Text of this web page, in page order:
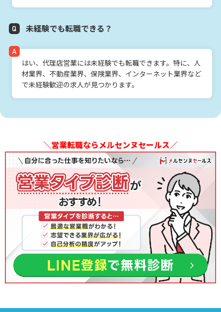
未経験でも転職できる？
はい、代理店営業には未経験でも転職できます。特に、人
材業界、不動産業界、保険業界、インターネット業界など
で未経験歓迎の求人が見つかります。
＼営業転職ならメルセンヌセールス／